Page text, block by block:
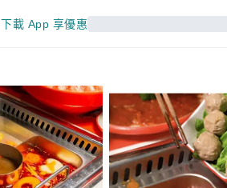
下載 App 享優惠